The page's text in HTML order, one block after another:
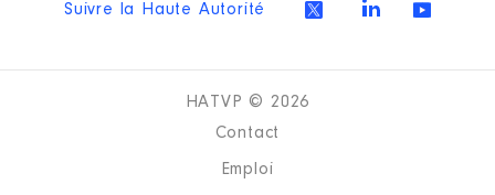
Suivre la Haute Autorité
HATVP © 2026
Contact
Emploi